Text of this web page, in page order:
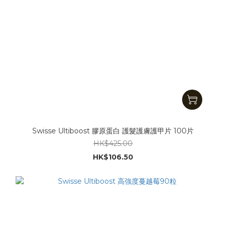
Swisse Ultiboost 膠原蛋白 護髮護膚護甲片 100片
HK$425.00
HK$106.50